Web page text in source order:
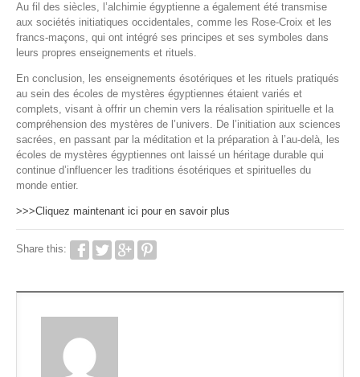
Au fil des siècles, l’alchimie égyptienne a également été transmise
aux sociétés initiatiques occidentales, comme les Rose-Croix et les
francs-maçons, qui ont intégré ses principes et ses symboles dans
leurs propres enseignements et rituels.
En conclusion, les enseignements ésotériques et les rituels pratiqués
au sein des écoles de mystères égyptiennes étaient variés et
complets, visant à offrir un chemin vers la réalisation spirituelle et la
compréhension des mystères de l’univers. De l’initiation aux sciences
sacrées, en passant par la méditation et la préparation à l’au-delà, les
écoles de mystères égyptiennes ont laissé un héritage durable qui
continue d’influencer les traditions ésotériques et spirituelles du
monde entier.
>>>Cliquez maintenant ici pour en savoir plus
Share this: